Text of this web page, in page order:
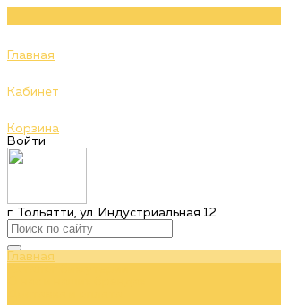
Главная
Кабинет
Корзина
Войти
г. Тольятти, ул. Индустриальная 12
Главная